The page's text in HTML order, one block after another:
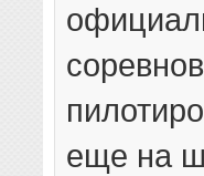
еще на